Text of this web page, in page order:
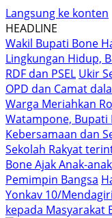
Langsung ke konten
HEADLINE
Wakil Bupati Bone
Lingkungan Hidup,
RDF dan PSEL Ukir
OPD dan Camat
Warga Meriahkan
Watampone, Bupati
Kebersamaan dan
Sekolah Rakyat
Bone Ajak Anak-
Pemimpin Bangsa
Yonkav 10/
kepada Masyarakat